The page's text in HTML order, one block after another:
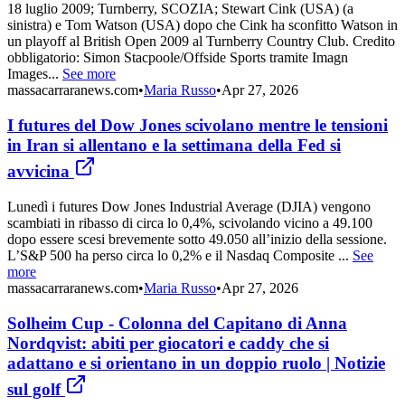
18 luglio 2009; Turnberry, SCOZIA; Stewart Cink (USA) (a
sinistra) e Tom Watson (USA) dopo che Cink ha sconfitto Watson in
un playoff al British Open 2009 al Turnberry Country Club. Credito
obbligatorio: Simon Stacpoole/Offside Sports tramite Imagn
Images... See more
massacarraranews.com•Maria Russo•Apr 27, 2026
I futures del Dow Jones scivolano mentre le tensioni
in Iran si allentano e la settimana della Fed si
avvicina
Lunedì i futures Dow Jones Industrial Average (DJIA) vengono
scambiati in ribasso di circa lo 0,4%, scivolando vicino a 49.100
dopo essere scesi brevemente sotto 49.050 all’inizio della sessione.
L’S&P 500 ha perso circa lo 0,2% e il Nasdaq Composite ... See
more
massacarraranews.com•Maria Russo•Apr 27, 2026
Solheim Cup - Colonna del Capitano di Anna
Nordqvist: abiti per giocatori e caddy che si
adattano e si orientano in un doppio ruolo | Notizie
sul golf